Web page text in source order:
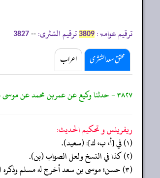
ترقیم عوامۃ: 3809 ترقیم الشثری: --
3827
محقق سعد الشثری اعراب
٣٨٢٧ - حدثنا وكيع عن عمربن محمد عن موسى بن سعد
ريفرينس و تحكيم الحدیث:
(١) في [أ، ب، ك]: (سعيد).
(٢) كذا في النسخ ولعل الصواب (بن).
(٣) حسن؛ موسى بن سعد أخرج له مسلم وذكره ابن حبان في الثقات وروى عنه جمع.